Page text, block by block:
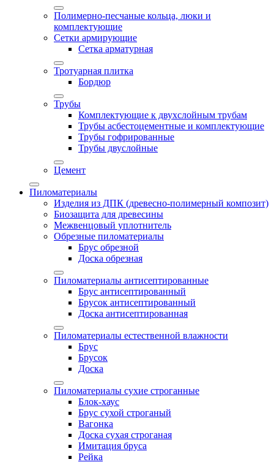
Полимерно-песчаные кольца, люки и
комплектующие
Сетки армирующие
Сетка арматурная
Тротуарная плитка
Бордюр
Трубы
Комплектующие к двухслойным трубам
Трубы асбестоцементные и комплектующие
Трубы гофрированные
Трубы двуслойные
Цемент
Пиломатериалы
Изделия из ДПК (древесно-полимерный композит)
Биозащита для древесины
Межвенцовый уплотнитель
Обрезные пиломатериалы
Брус обрезной
Доска обрезная
Пиломатериалы антисептированные
Брус антисептированный
Брусок антисептированный
Доска антисептированная
Пиломатериалы естественной влажности
Брус
Брусок
Доска
Пиломатериалы сухие строганные
Блок-хаус
Брус сухой строганый
Вагонка
Доска сухая строганая
Имитация бруса
Рейка